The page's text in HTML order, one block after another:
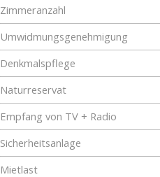
Zimmeranzahl
Umwidmungsgenehmigung
Denkmalspflege
Naturreservat
Empfang von TV + Radio
Sicherheitsanlage
Mietlast